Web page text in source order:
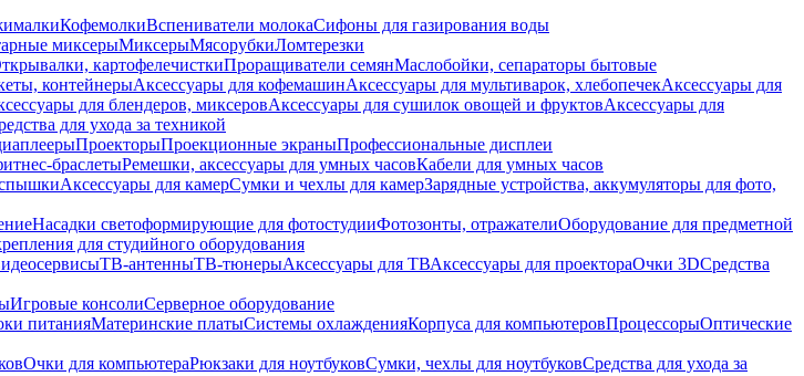
КофемолкиВспениватели молокаСифоны для газирования воды
миксерыМиксерыМясорубкиЛомтерезки
картофелечисткиПроращиватели семянМаслобойки, сепараторы бытовые
контейнерыАксессуары для кофемашинАксессуары для мультиварок, хлебопечекАксессуары для
для блендеров, миксеровАксессуары для сушилок овощей и фруктовАксессуары для
для ухода за техникой
ПроекторыПроекционные экраныПрофессиональные дисплеи
браслетыРемешки, аксессуары для умных часовКабели для умных часов
Аксессуары для камерСумки и чехлы для камерЗарядные устройства, аккумуляторы для фото,
Насадки светоформирующие для фотостудииФотозонты, отражателиОборудование для предметной
для студийного оборудования
ТВ-антенныТВ-тюнерыАксессуары для ТВАксессуары для проектораОчки 3DСредства
Игровые консолиСерверное оборудование
питанияМатеринские платыСистемы охлажденияКорпуса для компьютеровПроцессорыОптические
Очки для компьютераРюкзаки для ноутбуковСумки, чехлы для ноутбуковСредства для ухода за